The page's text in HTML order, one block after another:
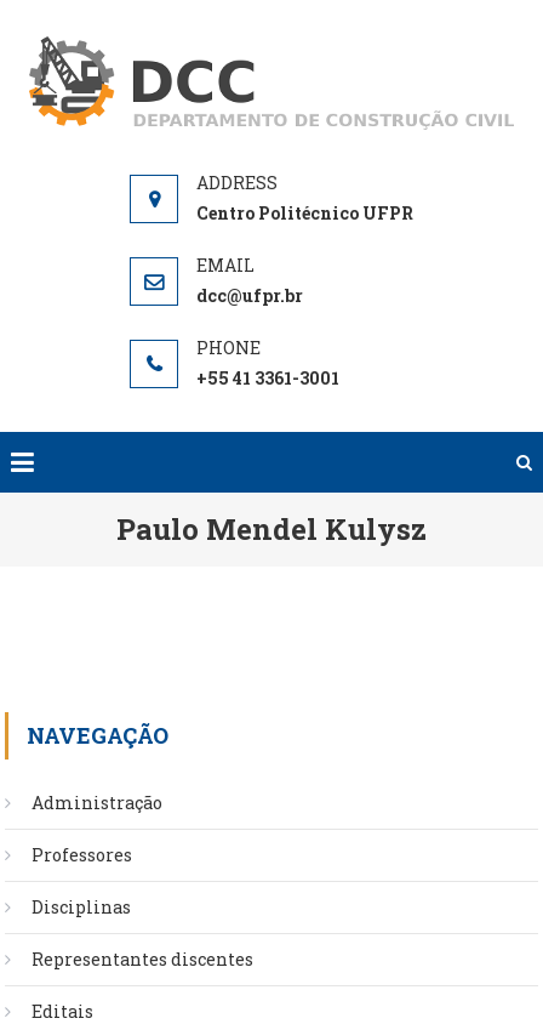
content
Centro Politécnico UFPR
dcc@ufpr.br
+55 41 3361-3001
Paulo Mendel Kulysz
NAVEGAÇÃO
Administração
Professores
Disciplinas
Representantes discentes
Editais